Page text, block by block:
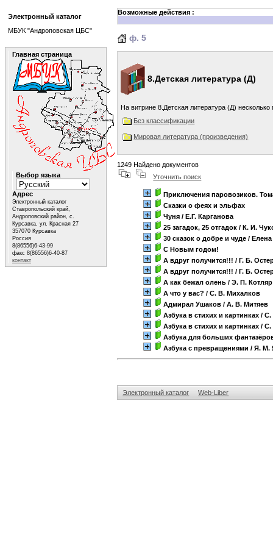
Возможные действия :
ф. 5
8.Детская литература (Д)
На витрине 8.Детская литература (Д)
Без классификации
Мировая литература (произведения)
1249 Найдено документов
Уточнить поиск
Приключения паровозиков.
Сказки о феях и эльфах
Чуня / Е.Г. Карганова
25 загадок, 25 отгадок / К. И.
30 сказок о добре и чуде /
C Новым годом!
А вдруг получится!!! / Г. Б.
А вдруг получится!!! / Г. Б.
А как бежал олень / Э. П. Котляр
А что у вас? / С. В. Михалков
Адмирал Ушаков / А. В. Митяев
Азбука в стихих и картинках / С.
Азбука в стихих и картинках / С.
Азбука для больших
Азбука с превращениями / Я. М.
Электронный каталог Web-Liber
Электронный каталог
МБУК "Андроповская ЦБС"
Главная страница
Выбор языка
Адрес
Электронный каталог
Ставропольский край,
Андроповский район, с.
Курсавка, ул. Красная 27
357070 Курсавка
Россия
8(86556)6-43-99
факс 8(86556)6-40-87
контакт